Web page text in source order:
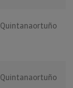
Quintanaortuño
Quintanaortuño